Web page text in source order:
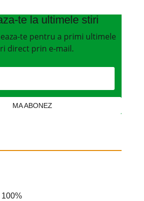
te la ultimele stiri
te pentru a primi ultimele
direct prin e-mail.
MA ABONEZ